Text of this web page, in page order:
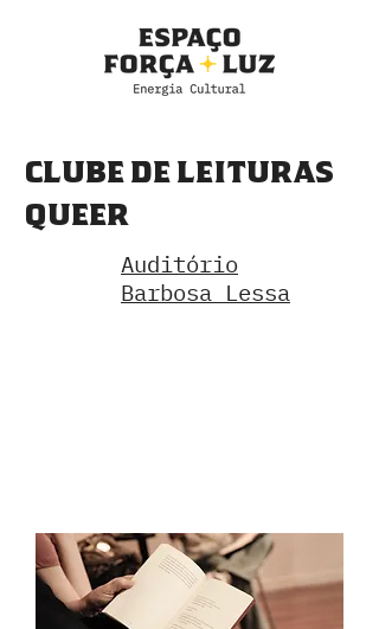
CLUBE DE LEITURAS
QUEER
Auditório
Barbosa Lessa